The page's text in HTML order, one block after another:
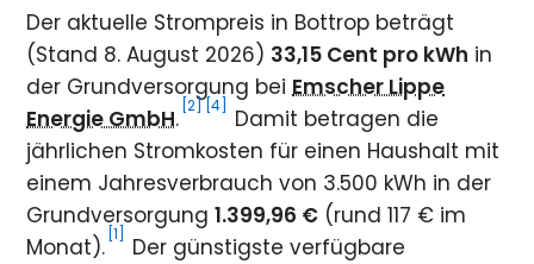
Der aktuelle Strompreis in Bottrop beträgt
(Stand 8. August 2026) 33,15 Cent pro kWh in
der Grundversorgung beiEmscher Lippe
Energie GmbH. [2][4]
Damit betragen die
jährlichen Stromkosten für einen Haushalt mit
einem Jahresverbrauch von 3.500 kWh in der
Grundversorgung1.399,96 € (rund 117 € im
Monat). [1]
Der günstigste verfügbare